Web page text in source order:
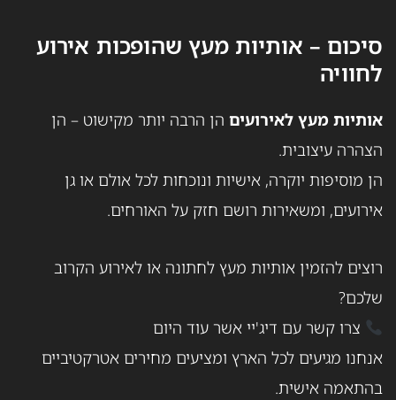
סיכום – אותיות מעץ שהופכות אירוע
לחוויה
אותיות מעץ לאירועים הן הרבה יותר מקישוט – הן
הצהרה עיצובית.
הן מוסיפות יוקרה, אישיות ונוכחות לכל אולם או גן
אירועים, ומשאירות רושם חזק על האורחים.
רוצים להזמין אותיות מעץ לחתונה או לאירוע הקרוב
שלכם?
צרו קשר עם דיג'יי אשר עוד היום
אנחנו מגיעים לכל הארץ ומציעים מחירים אטרקטיביים
בהתאמה אישית.